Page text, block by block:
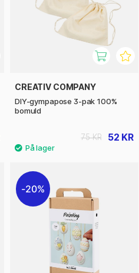
CREATIV COMPANY
DIY-gympapose 3-pak 100%
bomuld
52 KR
75 KR
20%